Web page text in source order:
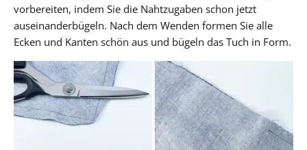
vorbereiten, indem Sie die Nahtzugaben schon jetzt
auseinanderbügeln. Nach dem Wenden formen Sie alle
Ecken und Kanten schön aus und bügeln das Tuch in Form.